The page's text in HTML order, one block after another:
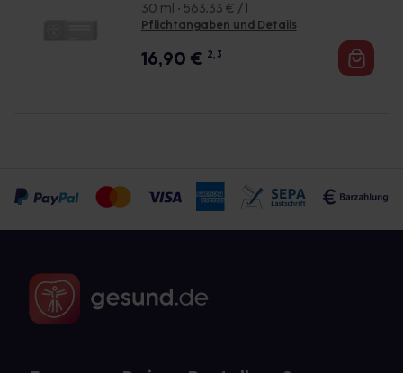
30 ml • 563,33 € / l
Pflichtangaben und Details
16,90 € 2, 3